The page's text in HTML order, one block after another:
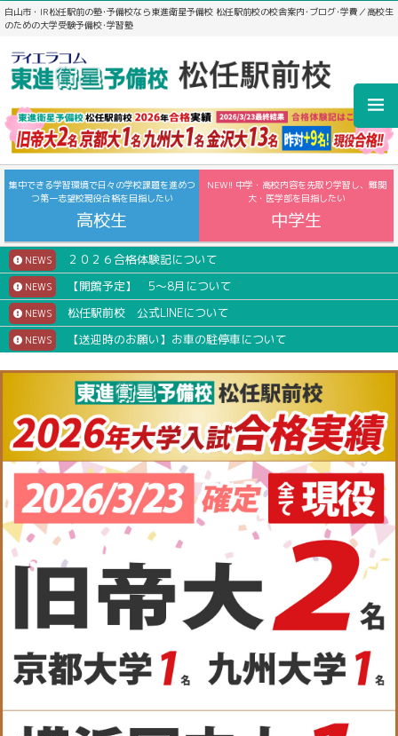
白山市・IR松任駅前の塾･予備校なら東進衛星予備校 松任駅前校の校舎案内･ブログ･学費／高校生
のための大学受験予備校･学習塾
集中できる学習環境で日々の学校課題を進めつ
つ第一志望校現役合格を目指したい
高校生
NEW!! 中学・高校内容を先取り学習し、難関
大・医学部を目指したい
中学生
NEWS ２０２６合格体験記について
NEWS 【開館予定】 5～8月について
NEWS 松任駅前校 公式LINEについて
NEWS 【送迎時のお願い】お車の駐停車について